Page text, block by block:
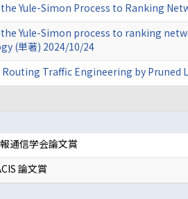
Yule-Simon Process to Ranking
Yule-Simon process to ranking
(単著) 2024/10/24
Traffic Engineering by Pruned
通信学会論文賞
論文賞